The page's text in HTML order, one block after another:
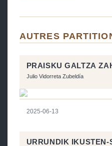
AUTRES
PRAISKU GALTZA
Julio Vidorreta Zubeldía
2025-06-13
URRUNDIK IKUSTEN-